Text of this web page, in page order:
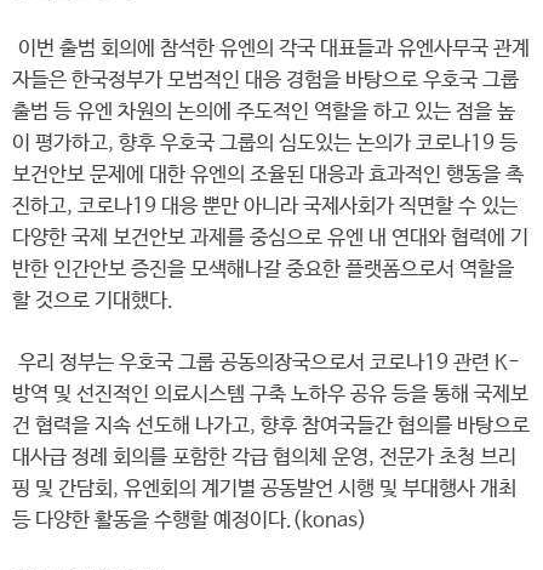
이번 출범 회의에 참석한 유엔의 각국 대표들과 유엔사무국 관계
자들은 한국정부가 모범적인 대응 경험을 바탕으로 우호국 그룹
출범 등 유엔 차원의 논의에 주도적인 역할을 하고 있는 점을 높
이 평가하고, 향후 우호국 그룹의 심도있는 논의가 코로나19 등
보건안보 문제에 대한 유엔의 조율된 대응과 효과적인 행동을 촉
진하고, 코로나19 대응 뿐만 아니라 국제사회가 직면할 수 있는
다양한 국제 보건안보 과제를 중심으로 유엔 내 연대와 협력에 기
반한 인간안보 증진을 모색해나갈 중요한 플랫폼으로서 역할을
할 것으로 기대했다.
우리 정부는 우호국 그룹 공동의장국으로서 코로나19 관련 K-
방역 및 선진적인 의료시스템 구축 노하우 공유 등을 통해 국제보
건 협력을 지속 선도해 나가고, 향후 참여국들간 협의를 바탕으로
대사급 정례 회의를 포함한 각급 협의체 운영, 전문가 초청 브리
핑 및 간담회, 유엔회의 계기별 공동발언 시행 및 부대행사 개최
등 다양한 활동을 수행할 예정이다.(konas)